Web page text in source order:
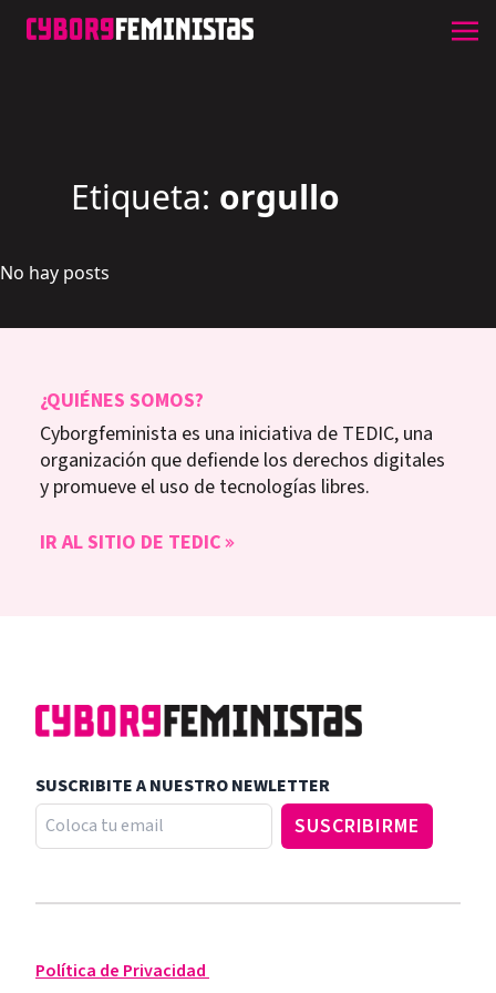
Etiqueta: orgullo
No hay posts
¿QUIÉNES SOMOS?
Cyborgfeminista es una iniciativa de TEDIC, una
organización que defiende los derechos digitales
y promueve el uso de tecnologías libres.
IR AL SITIO DE TEDIC
SUSCRIBITE A NUESTRO NEWLETTER
Política de Privacidad